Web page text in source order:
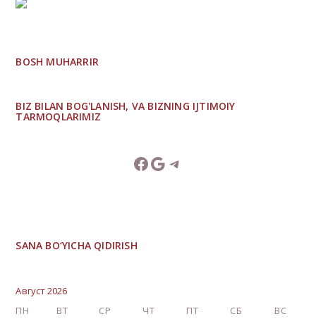
BOSH MUHARRIR
BIZ BILAN BOG'LANISH, VA BIZNING IJTIMOIY
TARMOQLARIMIZ
SANA BO‘YICHA QIDIRISH
Август 2026
ПН
ВТ СР ЧТ ПТ СБ ВС